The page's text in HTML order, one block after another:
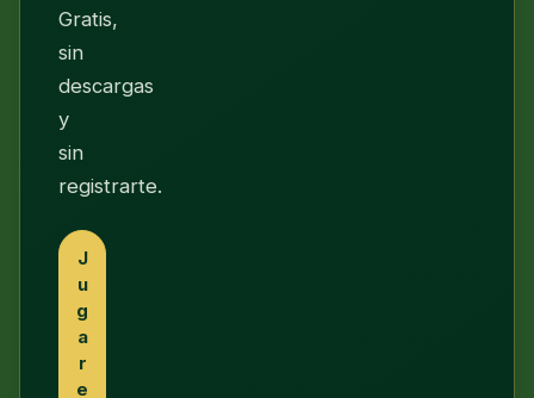
Gratis,
sin
descargas
y
sin
registrarte.
J
u
g
a
r
e